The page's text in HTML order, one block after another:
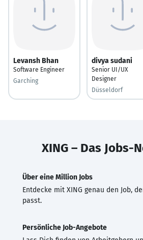
Levansh Bhan
Software Engineer
Garching
divya sudani
Senior UI/UX
Designer
Düsseldorf
XING – Das Jobs-
Über eine Million Jobs
Entdecke mit XING genau den Job,
passt.
Persönliche Job-Angebote